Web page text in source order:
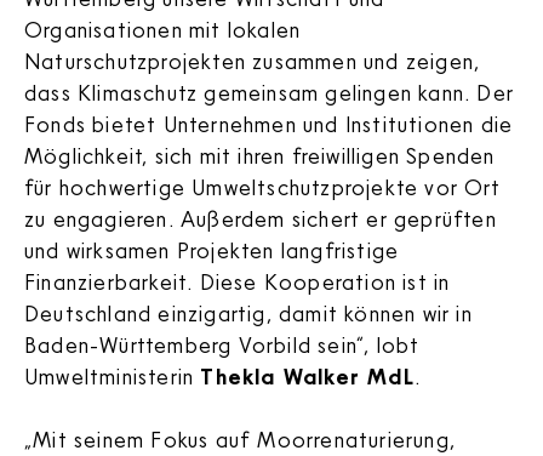
Organisationen mit lokalen
Naturschutzprojekten zusammen und zeigen,
dass Klimaschutz gemeinsam gelingen kann. Der
Fonds bietet Unternehmen und Institutionen die
Möglichkeit, sich mit ihren freiwilligen Spenden
für hochwertige Umweltschutzprojekte vor Ort
zu engagieren. Außerdem sichert er geprüften
und wirksamen Projekten langfristige
Finanzierbarkeit. Diese Kooperation ist in
Deutschland einzigartig, damit können wir in
Baden-Württemberg Vorbild sein“, lobt
Umweltministerin Thekla Walker MdL.
„Mit seinem Fokus auf Moorrenaturierung,